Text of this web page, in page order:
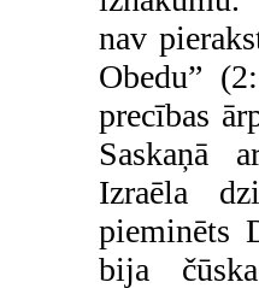
nav
Obedu”
precības
Saskaņā
Izraēla
pieminēts
bija